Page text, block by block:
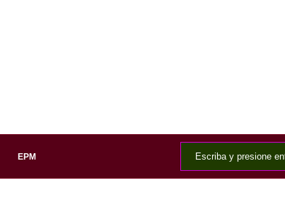
EPM